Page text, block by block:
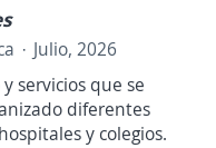
Julio, 2026
servicios que se
diferentes
y colegios.